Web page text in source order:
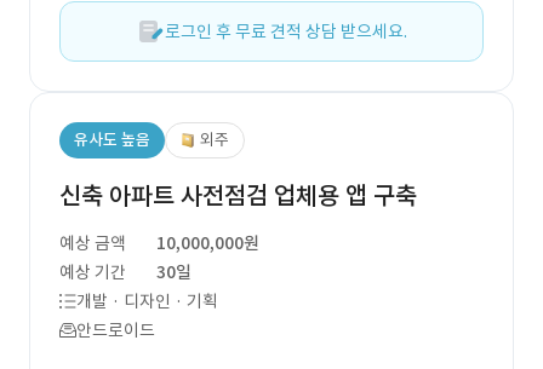
로그인 후 무료 견적 상담 받으세요.
유사도 높음 외주
신축 아파트 사전점검 업체용 앱 구축
예상 금액
10,000,000원
예상 기간
30일
개발 · 디자인 · 기획
안드로이드